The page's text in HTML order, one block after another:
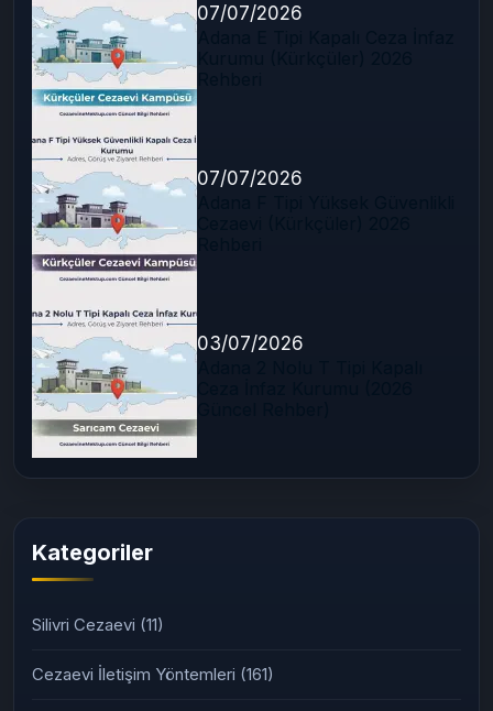
07/07/2026
07/07/2026
03/07/2026
Kategoriler
Silivri Cezaevi (11)
Cezaevi İletişim Yöntemleri (161)